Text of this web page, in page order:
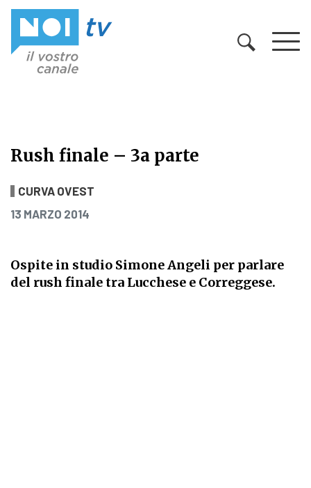
Rush finale – 3a parte
Rush finale – 3a parte
CURVA OVEST
PUBBLICATO IL
13 MARZO 2014
Ospite in studio Simone Angeli per parlare
del rush finale tra Lucchese e Correggese.